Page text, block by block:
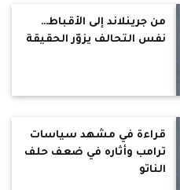
من جرينلاند إلى الأقباط…
نفس التحالف يزوّر الحقيقة
قراءة في مشهد سياسات
ترامب وأثاره في ضعف حلف
الناتو